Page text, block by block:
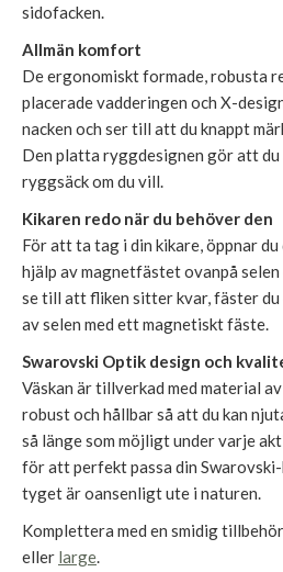
sidofacken.
Allmän komfort
De ergonomiskt formade, robusta
placerade vadderingen och X-
nacken och ser till att du knappt
Den platta ryggdesignen gör att du
ryggsäck om du vill.
Kikaren redo när du behöver den
För att ta tag i din kikare, öppnar du
hjälp av magnetfästet ovanpå
se till att fliken sitter kvar, fäster
av selen med ett magnetiskt fäste.
Swarovski Optik design och
Väskan är tillverkad med material
robust och hållbar så att du kan
så länge som möjligt under varje
för att perfekt passa din
tyget är oansenligt ute i naturen.
Komplettera med en smidig
eller large.